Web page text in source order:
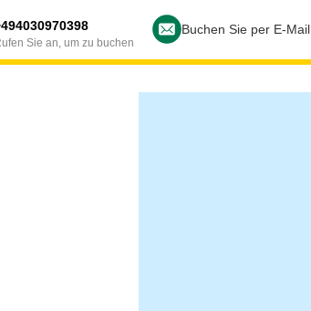
Sie an, um zu buchen
Buchen Sie per E-Mail